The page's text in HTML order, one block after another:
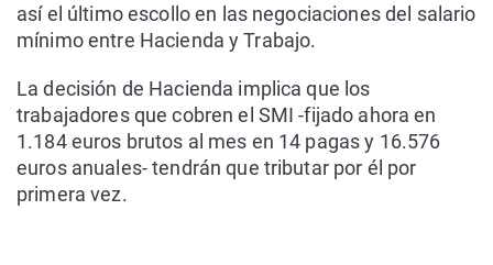
así el último escollo en las negociaciones del salario
mínimo entre Hacienda y Trabajo.
La decisión de Hacienda implica que los
trabajadores que cobren el SMI -fijado ahora en
1.184 euros brutos al mes en 14 pagas y 16.576
euros anuales- tendrán que tributar por él por
primera vez.